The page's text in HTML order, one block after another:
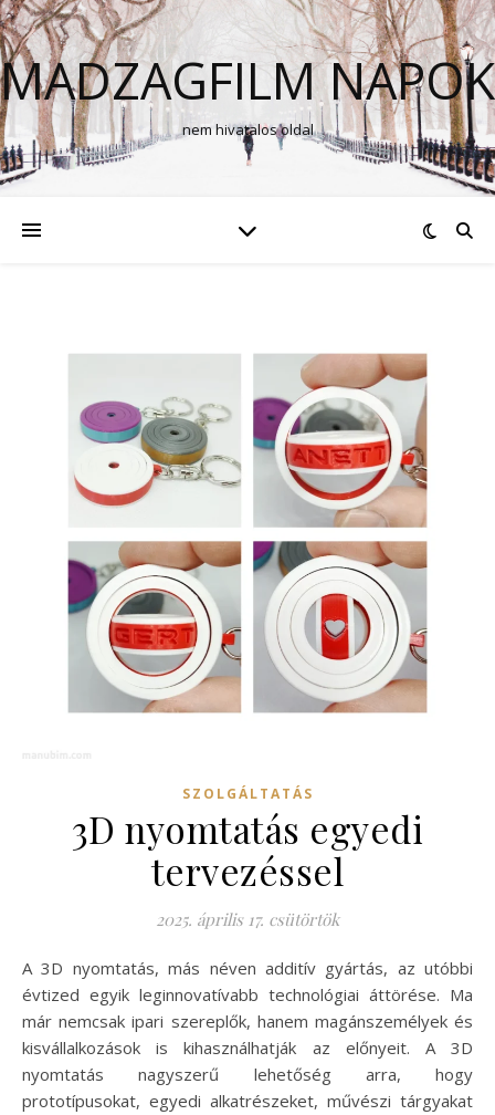
MADZAGFILM NAPOK
nem hivatalos oldal
SZOLGÁLTATÁS
3D nyomtatás egyedi
tervezéssel
2025. április 17. csütörtök
A 3D nyomtatás, más néven additív gyártás, az utóbbi
évtized egyik leginnovatívabb technológiai áttörése. Ma
már nemcsak ipari szereplők, hanem magánszemélyek és
kisvállalkozások is kihasználhatják az előnyeit. A 3D
nyomtatás nagyszerű lehetőség arra, hogy
prototípusokat, egyedi alkatrészeket, művészi tárgyakat